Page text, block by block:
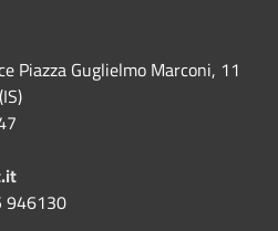
Piazza Guglielmo Marconi, 11
946130